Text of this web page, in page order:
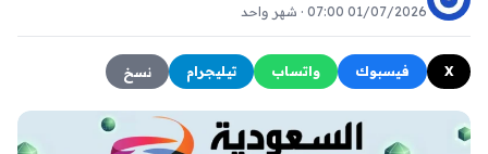
01/07/2026 07:00 · شهر واحد
X فيسبوك واتساب تيليجرام نسخ